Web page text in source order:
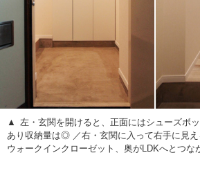
左・玄関を開けると、正面にはシューズボ
あり収納量は◎ ／右・玄関に入って右手に見
ウォークインクローゼット、奥がLDKへとつな